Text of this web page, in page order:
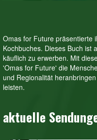
Omas for Future präsentierte
Kochbuches. Dieses Buch ist
käuflich zu erwerben. Mit
'Omas for Future' die
und Regionalität
leisten.
aktuelle